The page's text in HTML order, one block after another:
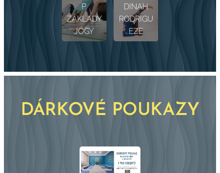
P
ZÁKLADY
JÓGY
DINAH
RODRIGU
EZE
DÁRKOVÉ POUKAZY